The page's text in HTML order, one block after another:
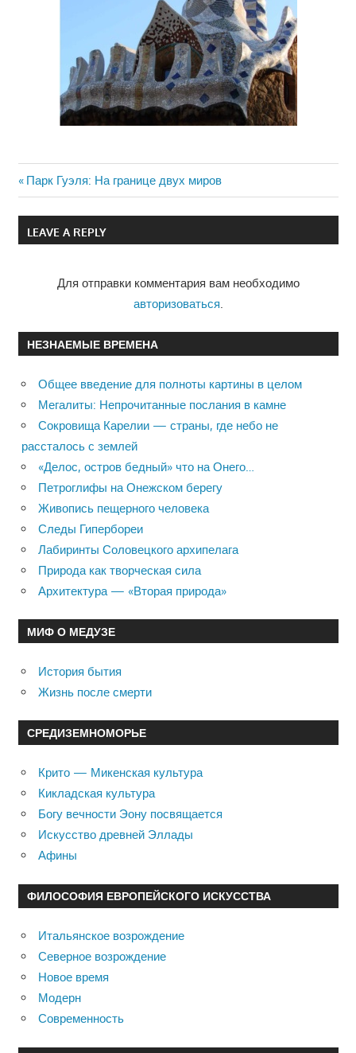
Навигация
по
Previous
Post:
Парк Гуэля: На границе двух миров
LEAVE A REPLY
Для отправки комментария вам необходимо
авторизоваться
НЕЗНАЕМЫЕ ВРЕМЕНА
Общее введение для полноты картины в целом
Мегалиты: Непрочитанные послания в камне
Сокровища Карелии — страны, где небо не
рассталось с землей
«Делос, остров бедный» что на Онего…
Петроглифы на Онежском берегу
Живопись пещерного человека
Следы Гипербореи
Лабиринты Соловецкого архипелага
Природа как творческая сила
Архитектура — «Вторая природа»
МИФ О МЕДУЗЕ
История бытия
Жизнь после смерти
СРЕДИЗЕМНОМОРЬЕ
Крито — Микенская культура
Кикладская культура
Богу вечности Эону посвящается
Искусство древней Эллады
Афины
ФИЛОСОФИЯ ЕВРОПЕЙСКОГО ИСКУССТВА
Итальянское возрождение
Северное возрождение
Новое время
Модерн
Современность